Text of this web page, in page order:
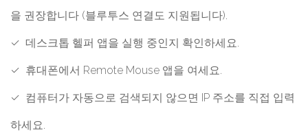
을 권장합니다 (블루투스 연결도 지원됩니다).
✓ 데스크톱 헬퍼 앱을 실행 중인지 확인하세요.
✓ 휴대폰에서 Remote Mouse 앱을 여세요.
✓ 컴퓨터가 자동으로 검색되지 않으면 IP 주소를 직접 입력
하세요.